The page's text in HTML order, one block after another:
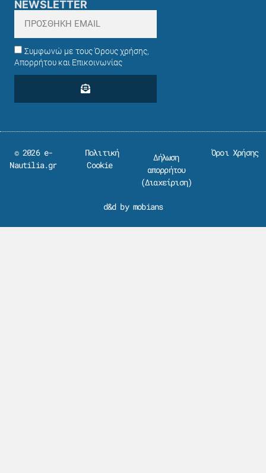
NEWSLETTER
Συμφωνώ με τους Όρους χρήσης,
Απορρήτου και Επικοινωνίας
© 2026 e-
Nautilia.gr
Πολιτική
Cookie
Δήλωση
απορρήτου
(Διαχείριση)
Όροι Χρήσης
d&d by mobians